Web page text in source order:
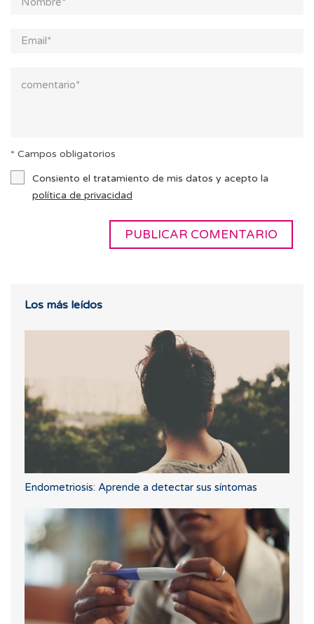
* Campos obligatorios
Consiento el tratamiento de mis datos y acepto la
política de privacidad
Los más leídos
Endometriosis: Aprende a detectar sus síntomas